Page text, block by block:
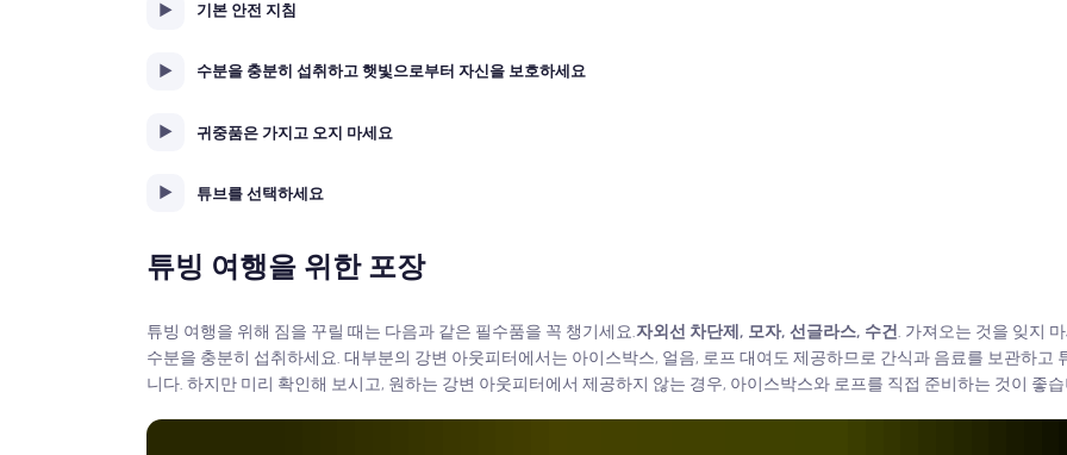
기본 안전 지침
수분을 충분히 섭취하고 햇빛으로부터 자신을 보호하세요
귀중품은 가지고 오지 마세요
튜브를 선택하세요
튜빙 여행을 위한 포장
튜빙 여행을 위해 짐을 꾸릴 때는 다음과 같은 필수품을 꼭 챙기세요.자외선 차단제, 모자, 선글라스, 수건. 가져오는 것을 잊지
수분을 충분히 섭취하세요. 대부분의 강변 아웃피터에서는 아이스박스, 얼음, 로프 대여도 제공하므로 간식과 음료를 보관하고
니다. 하지만 미리 확인해 보시고, 원하는 강변 아웃피터에서 제공하지 않는 경우, 아이스박스와 로프를 직접 준비하는 것이 좋